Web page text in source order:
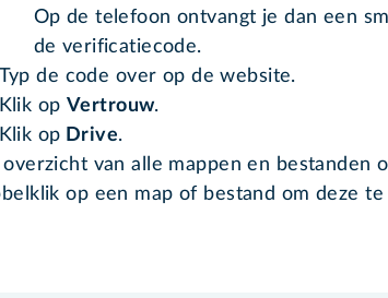
Op de telefoon ontvangt je dan een
de verificatiecode.
Typ de code over op de website.
Klik op Vertrouw.
Klik op Drive.
overzicht van alle mappen en bestanden
op een map of bestand om deze te